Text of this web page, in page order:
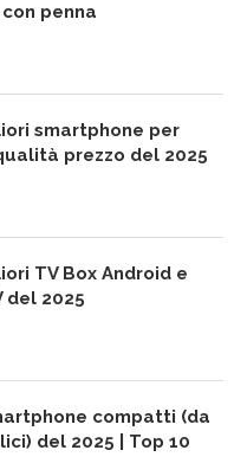
penna
smartphone per
prezzo del 2025
TV Box Android e
del 2025
compatti (da
del 2025 | Top 10